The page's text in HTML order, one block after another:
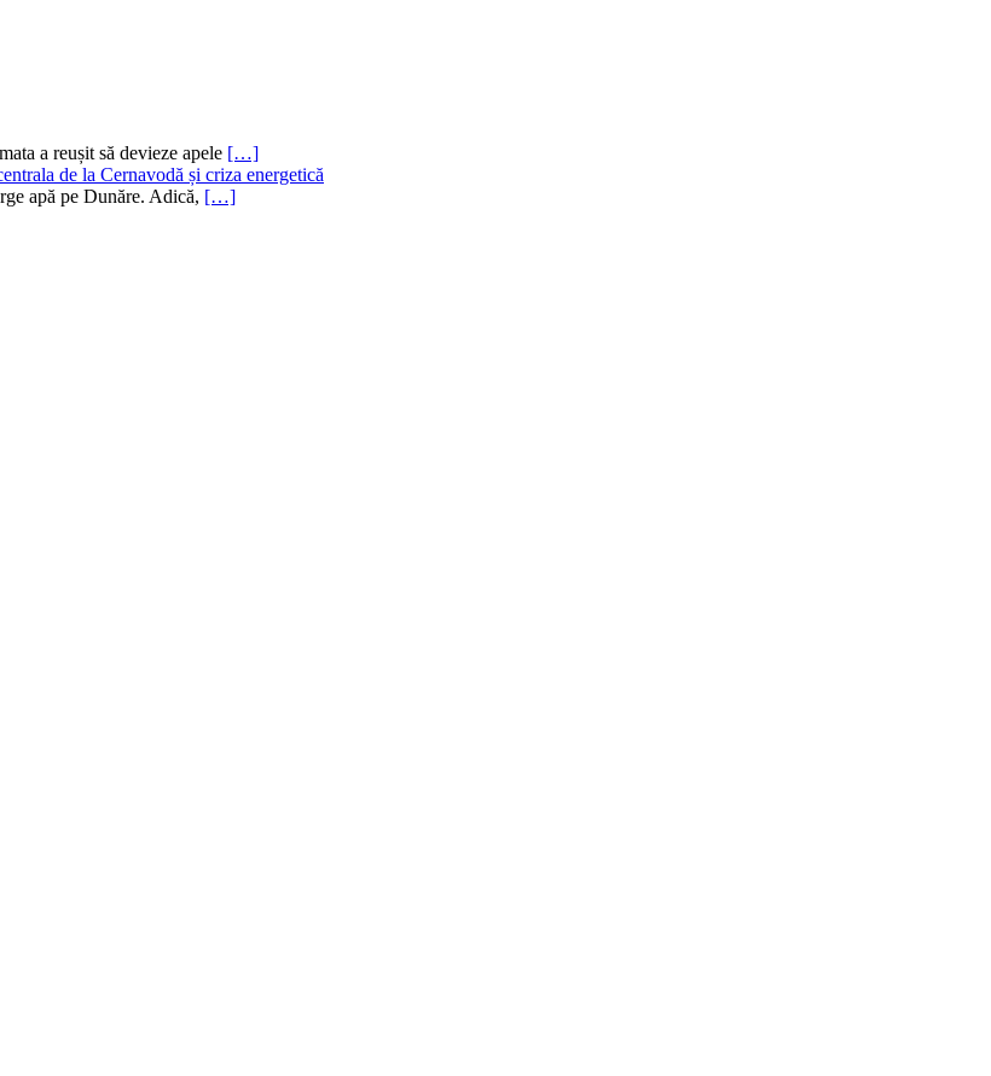
a reușit să devieze apele […]
de la Cernavodă și criza energetică
apă pe Dunăre. Adică, […]